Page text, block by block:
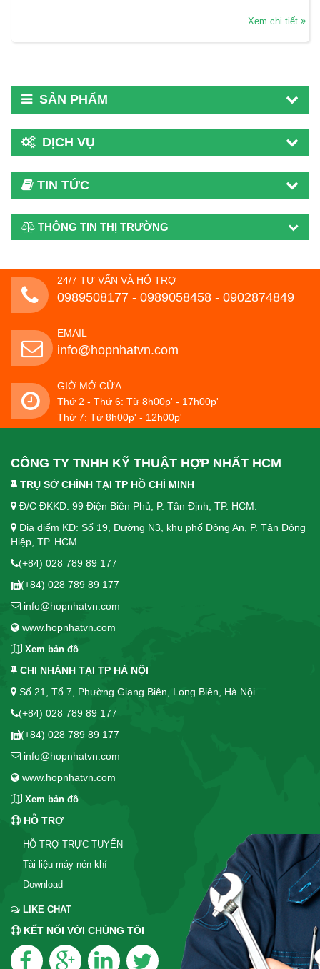
Xem chi tiết
SẢN PHẨM
DỊCH VỤ
TIN TỨC
THÔNG TIN THỊ TRƯỜNG
24/7 TƯ VẤN VÀ HỖ TRỢ
0989508177 - ‭0989058458‬ - 0902874849
EMAIL
info@hopnhatvn.com
GIỜ MỞ CỬA
Thứ 2 - Thứ 6: Từ 8h00p' - 17h00p'
Thứ 7: Từ 8h00p' - 12h00p'
CÔNG TY TNHH KỸ THUẬT HỢP NHẤT HCM
TRỤ SỞ CHÍNH TẠI TP HỒ CHÍ MINH
Đ/C ĐKKD: 99 Điện Biên Phủ, P. Tân Định, TP. HCM.
Địa điểm KD: Số 19, Đường N3, khu phố Đông An, P. Tân Đông
Hiệp, TP. HCM.
(+84) 028 789 89 177
(+84) 028 789 89 177
info@hopnhatvn.com
www.hopnhatvn.com
Xem bản đồ
CHI NHÁNH TẠI TP HÀ NỘI
Số 21, Tổ 7, Phường Giang Biên, Long Biên, Hà Nội.
(+84) 028 789 89 177
(+84) 028 789 89 177
info@hopnhatvn.com
www.hopnhatvn.com
Xem bản đồ
HỖ TRỢ
HỖ TRỢ TRỰC TUYẾN
Tài liệu máy nén khí
Download
LIKE CHAT
KẾT NỐI VỚI CHÚNG TÔI